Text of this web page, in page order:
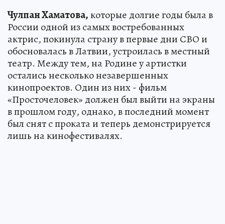
Чулпан Хаматова,которые долгие годы была в
России одной из самых востребованных
актрис, покинула страну в первые дни СВО и
обосновалась в Латвии, устроилась в местный
театр. Между тем, на Родине у артистки
остались несколько незавершенных
кинопроектов. Один из них - фильм
«Просточеловек» должен был выйти на экраны
в прошлом году, однако, в последний момент
был снят с проката и теперь демонстрируется
лишь на кинофестивалях.